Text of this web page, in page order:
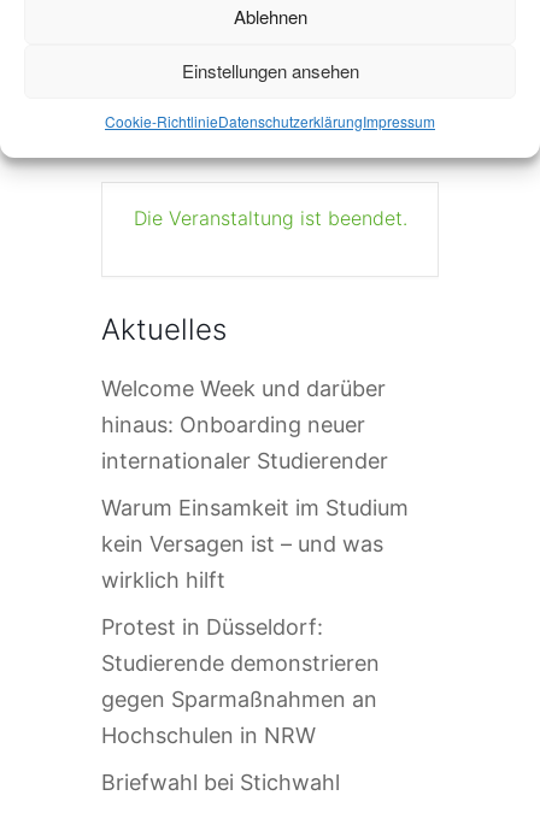
Ablehnen
Einstellungen ansehen
Cookie-RichtlinieDatenschutzerklärungImpressum
Die Veranstaltung ist beendet.
Aktuelles
Welcome Week und darüber
hinaus: Onboarding neuer
internationaler Studierender
Warum Einsamkeit im Studium
kein Versagen ist – und was
wirklich hilft
Protest in Düsseldorf:
Studierende demonstrieren
gegen Sparmaßnahmen an
Hochschulen in NRW
Briefwahl bei Stichwahl